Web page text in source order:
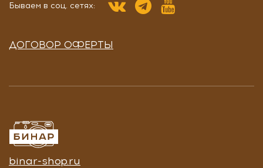
Бываем в соц. сетях:
ДОГОВОР ОФЕРТЫ
binar-shop.ru